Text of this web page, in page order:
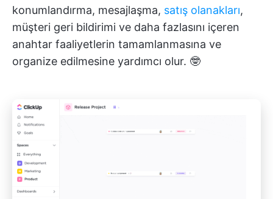
konumlandırma, mesajlaşma, satış olanakları,
müşteri geri bildirimi ve daha fazlasını içeren
anahtar faaliyetlerin tamamlanmasına ve
organize edilmesine yardımcı olur. 🤓